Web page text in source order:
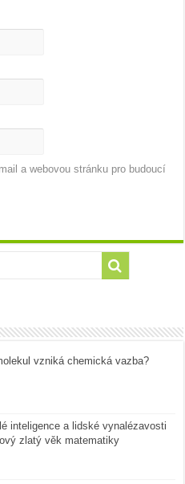
a webovou stránku pro budoucí
vzniká chemická vazba?
inteligence a lidské vynalézavosti
zlatý věk matematiky